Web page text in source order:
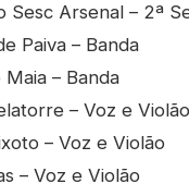
Sesc Arsenal – 2ª
Paiva – Banda
– Banda
– Voz e Violão
– Voz e Violão
– Voz e Violão